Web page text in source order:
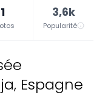
1 3,6k
Popularité
Espagne